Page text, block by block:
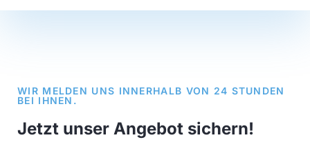
WIR MELDEN UNS INNERHALB VON 24 STUNDEN
BEI IHNEN.
Jetzt unser Angebot sichern!